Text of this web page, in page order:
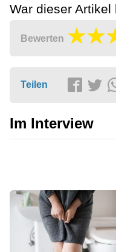
War dieser Artikel
Bewerten
Teilen
Im Interview